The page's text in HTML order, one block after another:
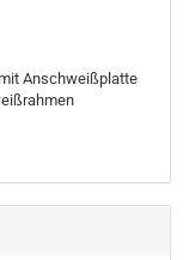
Anschweißplatte